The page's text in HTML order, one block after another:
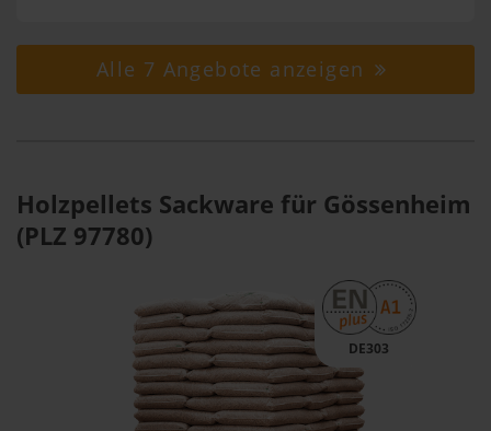
Alle 7 Angebote anzeigen
Holzpellets Sackware für Gössenheim
(PLZ 97780)
DE303